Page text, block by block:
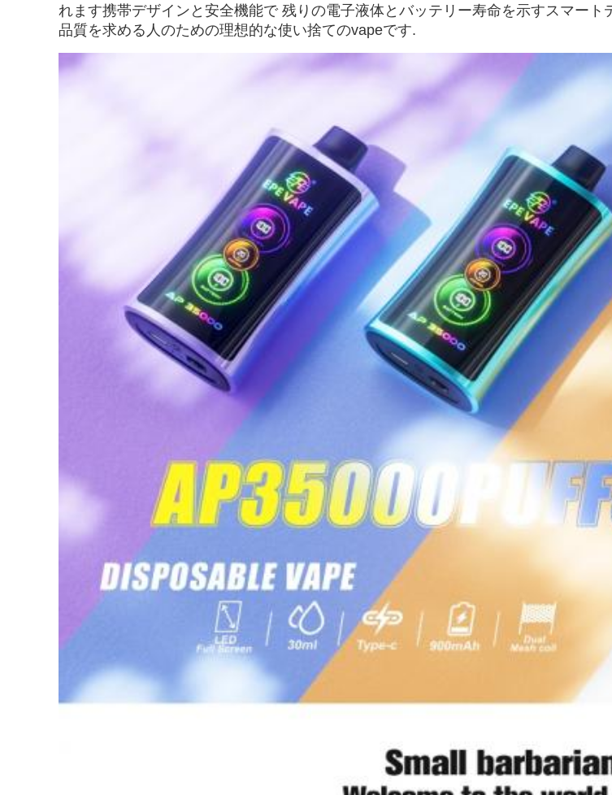
れます携帯デザインと安全機能で 残りの電子液体とバッテリー寿命を示すスマー
品質を求める人のための理想的な使い捨てのvapeです.